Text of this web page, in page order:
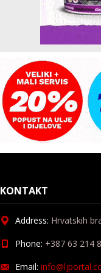
KONTAKT
Address: Hrvatskih
Phone: +387 63 214
Email: